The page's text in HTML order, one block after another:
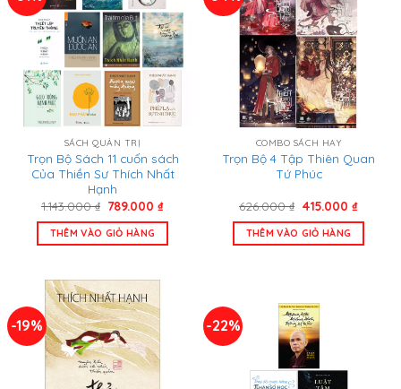
SÁCH QUẢN TRỊ
Trọn Bộ Sách 11 cuốn sách
Của Thiền Sư Thích Nhất
Hạnh
1.143.000₫ Giá
là:
1.143.000 ₫.
789.000₫Giá
tại
THÊM VÀO GIỎ HÀNG
COMBO SÁCH HAY
Trọn Bộ 4 Tập Thiên Quan
Tứ Phúc
626.000₫ Giá
là:
626.000 ₫.
415.000₫Giá
tại
THÊM VÀO GIỎ HÀNG
-19% -22%